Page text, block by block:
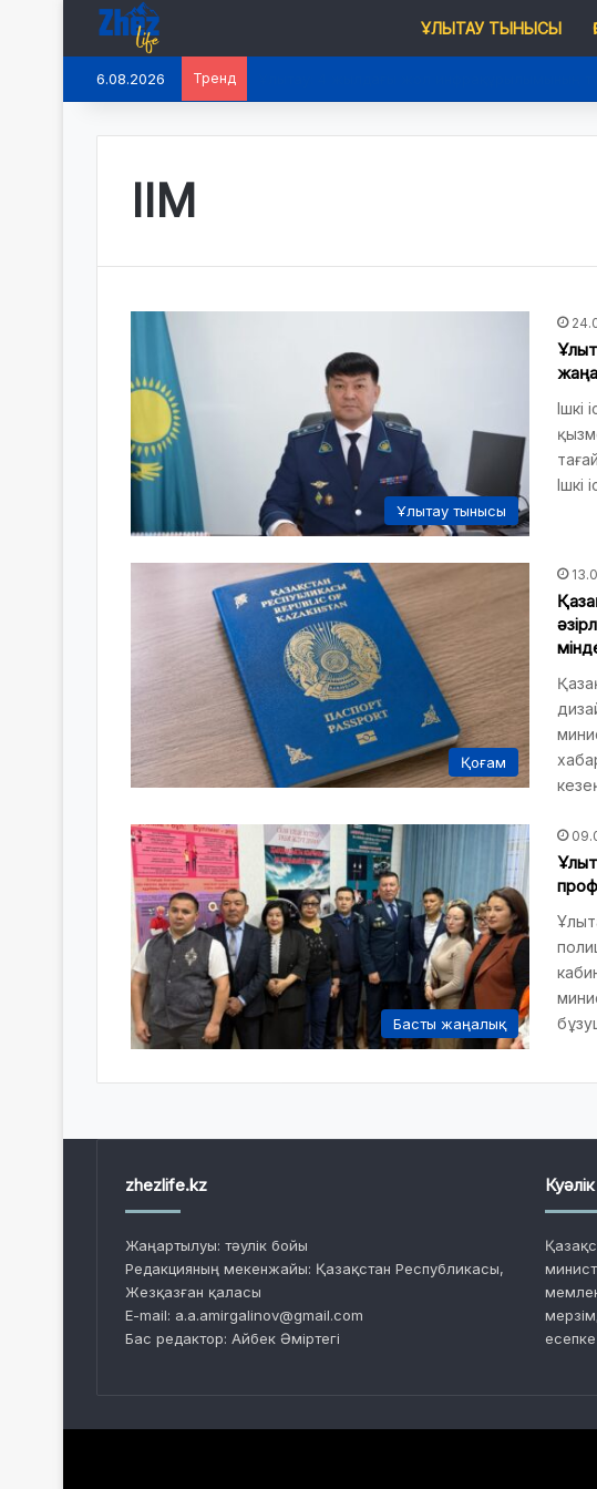
ҰЛЫТАУ ТЫНЫСЫ
6.08.2026 Тренд
ІІМ
Ұлытау тынысы
Ішкі
Ішкі
Қоғам
Басты жаңалық
zhezlife.kz
Жаңартылуы: тәулік бойы
Редакцияның мекенжайы: Қазақстан Республикасы,
Жезқазған қаласы
E-mail: a.a.amirgalinov@gmail.com
Бас редактор: Айбек Әміртегі
Куәлік